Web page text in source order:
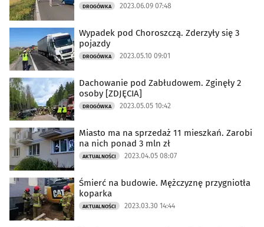
DROGÓWKA 2023.06.09 07:48
Wypadek pod Choroszczą. Zderzyły się 3
pojazdy
DROGÓWKA 2023.05.10 09:01
Dachowanie pod Zabłudowem. Zginęły 2
osoby [ZDJĘCIA]
DROGÓWKA 2023.05.05 10:42
Miasto ma na sprzedaż 11 mieszkań. Zarobi
na nich ponad 3 mln zł
AKTUALNOŚCI 2023.04.05 08:07
Śmierć na budowie. Mężczyznę przygniotła
koparka
AKTUALNOŚCI 2023.03.30 14:44